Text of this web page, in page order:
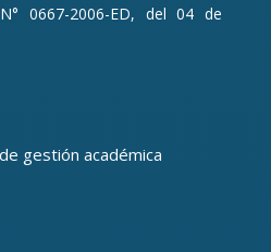
0667-2006-ED, del 04 de
gestión académica